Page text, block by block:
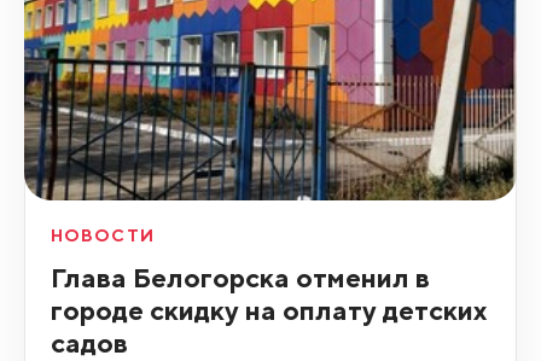
НОВОСТИ
Глава Белогорска отменил в
городе скидку на оплату детских
садов